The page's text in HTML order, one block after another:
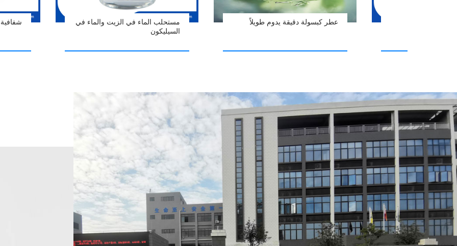
عطر كبسولة دقيقة يدوم طويلاً
مستحلب الماء في الزيت والماء في
السيليكون
شفافية
قوانغتشو ShengQing التكنولوجيا الحيوية المحدودة (المبسطة
كمواد SQ)، يقع في قوانغتشو، مقاطعة قوانغدونغ، مع موقع
الإنتاج الذي يقع في يونفو، قوانغدونغ. باعتبارنا شركة تصنيع
وتجارة متكاملة، فإننا نقدم مجموعة واسعة من المكونات عالية
الجودة للعناية الشخصية والرعاية المنزلية ورعاية المحاصيل
وغيرها من الصناعات.